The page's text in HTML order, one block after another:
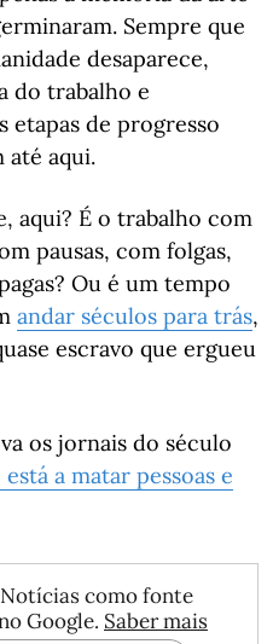
Sempre que
desaparece,
do trabalho e
etapas de progresso
até aqui.
aqui? É o trabalho com
pausas, com folgas,
Ou é um tempo
andar séculos para trás,
escravo que ergueu
os jornais do século
a matar pessoas e
como fonte
Google. Saber mais